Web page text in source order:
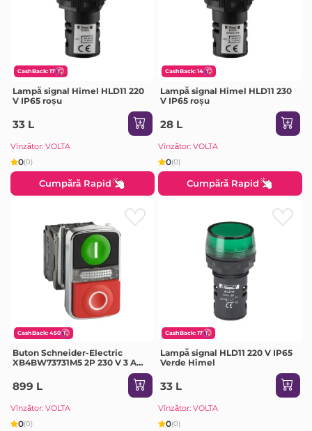
CashBack: 17
Lampă signal Himel HLD11 220
V IP65 roșu
33 L
Vînzător: VOLTA
0(0)
Cumpără Rapid
CashBack: 14
Lampă signal Himel HLD11 230
V IP65 roșu
28 L
Vînzător: VOLTA
0(0)
Cumpără Rapid
CashBack: 450
Buton Schneider-Electric
XB4BW73731M5 2P 230 V 3 A
899 L
Vînzător: VOLTA
0(0)
CashBack: 17
Lampă signal HLD11 220 V IP65
Verde Himel
33 L
Vînzător: VOLTA
0(0)